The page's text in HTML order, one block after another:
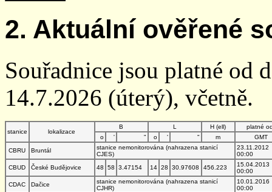
2. Aktuální ověřené
Souřadnice jsou platné od
14.7.2026 (úterý), včetně.
stanice lokalizace
B L H (ell)
platné
o
' " o ' " m
GMT
CBRU
Bruntál
stanice nemonitorována (nahrazena stanicí
CJES)
23.11.2012
00:00
CBUD
České Budějovice 48 58 3.47154 14 28 30.97608 456.223
15.04.2013
00:00
CDAC
Dačice
stanice nemonitorována (nahrazena stanicí
CJHR)
10.01.2016
00:00